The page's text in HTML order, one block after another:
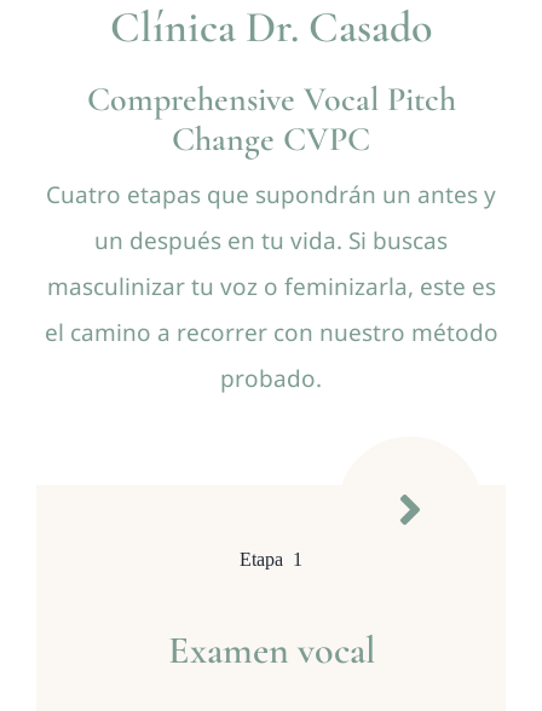
Clínica Dr. Casado
Comprehensive Vocal Pitch
Change CVPC
Cuatro etapas que supondrán un antes y
un después en tu vida. Si buscas
masculinizar tu voz o feminizarla, este es
el camino a recorrer con nuestro método
probado.
Etapa 1
Examen vocal